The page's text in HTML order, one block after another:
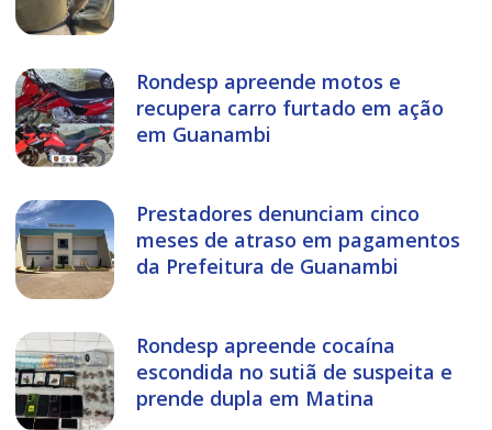
Rondesp apreende motos e
recupera carro furtado em ação
em Guanambi
Prestadores denunciam cinco
meses de atraso em pagamentos
da Prefeitura de Guanambi
Rondesp apreende cocaína
escondida no sutiã de suspeita e
prende dupla em Matina